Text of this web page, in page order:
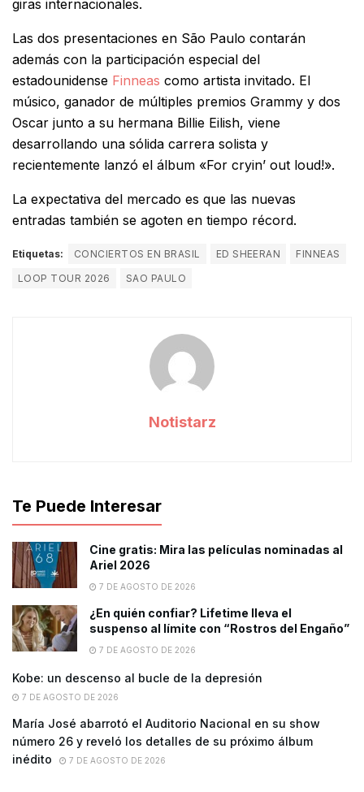
giras internacionales.
Las dos presentaciones en São Paulo contarán
además con la participación especial del
estadounidense Finneas como artista invitado. El
músico, ganador de múltiples premios Grammy y dos
Oscar junto a su hermana Billie Eilish, viene
desarrollando una sólida carrera solista y
recientemente lanzó el álbum «For cryin’ out loud!».
La expectativa del mercado es que las nuevas
entradas también se agoten en tiempo récord.
Etiquetas: CONCIERTOS EN BRASIL ED SHEERAN
FINNEAS
LOOP TOUR 2026
SAO PAULO
Notistarz
Te Puede Interesar
Cine gratis: Mira las películas nominadas al
Ariel 2026
7 DE AGOSTO DE 2026
¿En quién confiar? Lifetime lleva el
suspenso al límite con “Rostros del Engaño”
7 DE AGOSTO DE 2026
Kobe: un descenso al bucle de la depresión
7 DE AGOSTO DE 2026
María José abarrotó el Auditorio Nacional en su show
número 26 y reveló los detalles de su próximo álbum
inédito
7 DE AGOSTO DE 2026